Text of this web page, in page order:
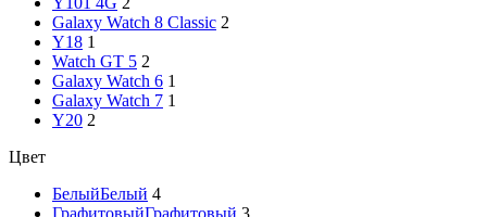
Galaxy Watch 8 Classic 2
Y18 1
Watch GT 5 2
Galaxy Watch 6 1
Galaxy Watch 7 1
Y20 2
Цвет
БелыйБелый 4